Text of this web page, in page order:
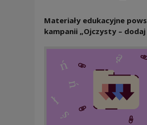
Materiały edukacyjne
kampanii „Ojczysty –